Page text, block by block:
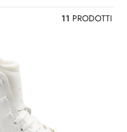
11 PRODOTTI